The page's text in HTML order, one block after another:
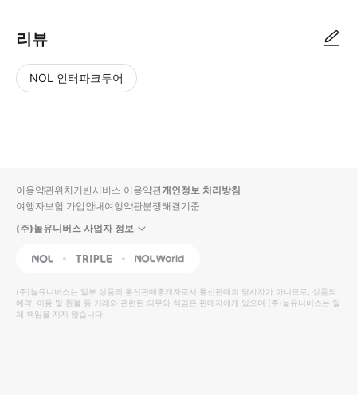
리뷰
NOL 인터파크투어
입니
다.
높
은
순
동
영
상
순
상
이용약관위치기반서비스 이용약관개인정보 처리방침
여행자보험 가입안내여행약관분쟁해결기준
(주)놀유니버스 사업자 정보
NOL Triple Interpark Global
(주)놀유니버스는 일부 상품의 통신판매중개자로서 통신판매의 당사자가 아니므로, 상품의
예약, 이용 및 환불 등 거래와 관련된 의무와 책임은 판매자에게 있으며 (주)놀유니버스는 일
체 책임을 지지 않습니다.